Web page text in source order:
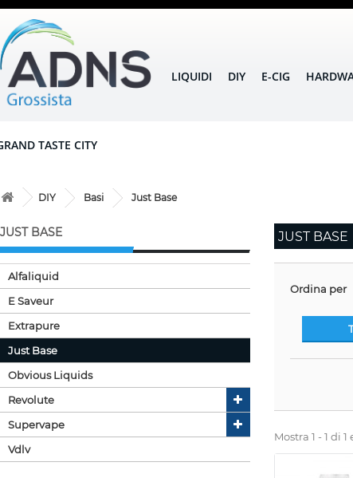
LIQUIDI DIY E-CIG
TASTE CITY
DIY Basi Just Base
JUST BASE
Alfaliquid
E Saveur
Extrapure
Just Base
Obvious Liquids
Revolute
Supervape
Vdlv
JUST BASE
Ordina per
Mostra 1 - 1 di